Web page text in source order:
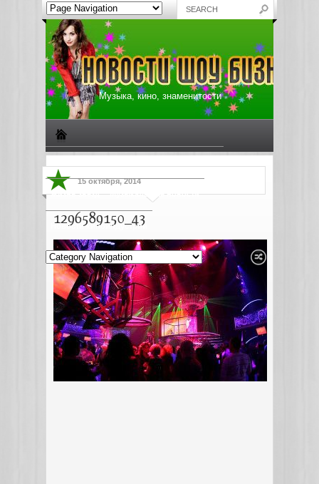
Музыка, кино, знаменитости
Жизнь звезд Музыкальные новости
Новости киноиндустрии
15 октября, 2014
1296589150_43